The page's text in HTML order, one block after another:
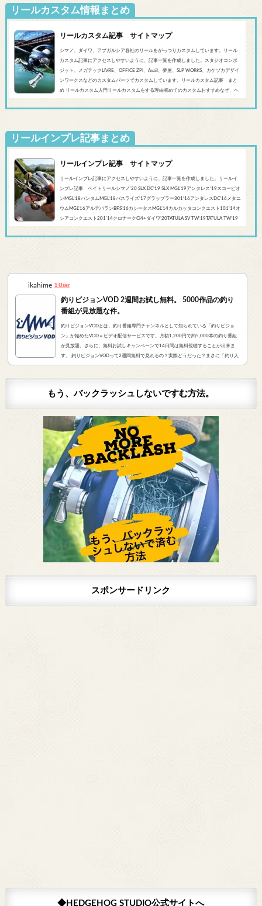
リールカスタム情報まとめ
リールカスタム記事 サイトマップ
シマノ、ダイワ、アブガルシア各社のリールをがっつりカスタムしています。リール
カスタム記事にアクセスしやすいように、記事一覧を作成しました。スタジオコンポ
ジット、メガテックLIVRE、OFFICE ZPI、Avail、夢屋、SLP WORKS、カケヅカデザイ
ンワークスなどのカスタムパーツでカスタムしています。リールカスタム記事 まと
め リールカスタム入門リールカスタムをする理由初めてのカスタムおすすめなぜ、ヘ
スMGL’19スコーピオンMGL&#0...
リールインプレ記事まとめ
リールインプレ記事 サイトマップ
リールインプレ記事にアクセスしやすいように、記事一覧を作成しました。リールイ
ンプレ記事 ベイトリールシマノ'20 SLX DC’19 SLX MGL'19アンタレス’19スコーピオ
ンMGL'18バンタムMGL'18バスライズ’17グラップラー301‘16アンタレスDC’16メタニ
ウムMGL’16アルデバランBFS’16カシータスMGL’14カルカッタコンクエスト101’14オ
シアコンクエスト201'14クロナークCi4+ダイワ’20TATULA SV TW'19TATULA TW'19
ガルシア’...
ikahime 1 User
釣りビジョンVOD 2週間お試し無料。 5000作品の釣り
番組が見放題な件。
釣りビジョンVODとは、釣り番組専門チャンネルとして知られている「釣りビジョ
ン」が始めたVOD＝ビデオ配信サービスです。月額1,200円で約5,000本の釣り番組
が見放題。さらに、無料お試しキャンペーンで14日間は無料視聴することが出来ま
す。 釣りビジョンVODって2週間無料で見れるの？実際どうだった？まさに「釣り人
が求めていたVOD」でした。実際にサービスを申し込んだので、レビューをお伝えし
もう、バックラッシュしないですむ方法。
スポンサードリンク
◆HEDGEHOG STUDIO公式サイトへ